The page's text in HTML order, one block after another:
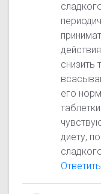
снизить
его
диету,
Ответить